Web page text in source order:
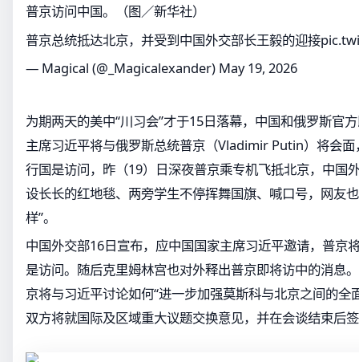
普京访问中国。（图／新华社）
普京总统抵达北京，并受到中国外交部长王毅的迎接
— Magical (@_Magicalexander) May 19, 2026
为期两天的美中“川习会”才于15日落幕，中国和俄罗斯官
主席习近平将与俄罗斯总统普京（Vladimir Putin）将会
行国是访问，昨（19）日深夜普京乘专机飞抵北京，中国
设长长的红地毯、两旁学生不停挥舞国旗、喊口号，网友
样”。
中国外交部16日宣布，应中国国家主席习近平邀请，普京
是访问。随后克里姆林宫也对外释出普京即将访中的消息
京将与习近平讨论如何“进一步加强莫斯科与北京之间的全
双方将就国际及区域重大议题交换意见，并在会谈结束后